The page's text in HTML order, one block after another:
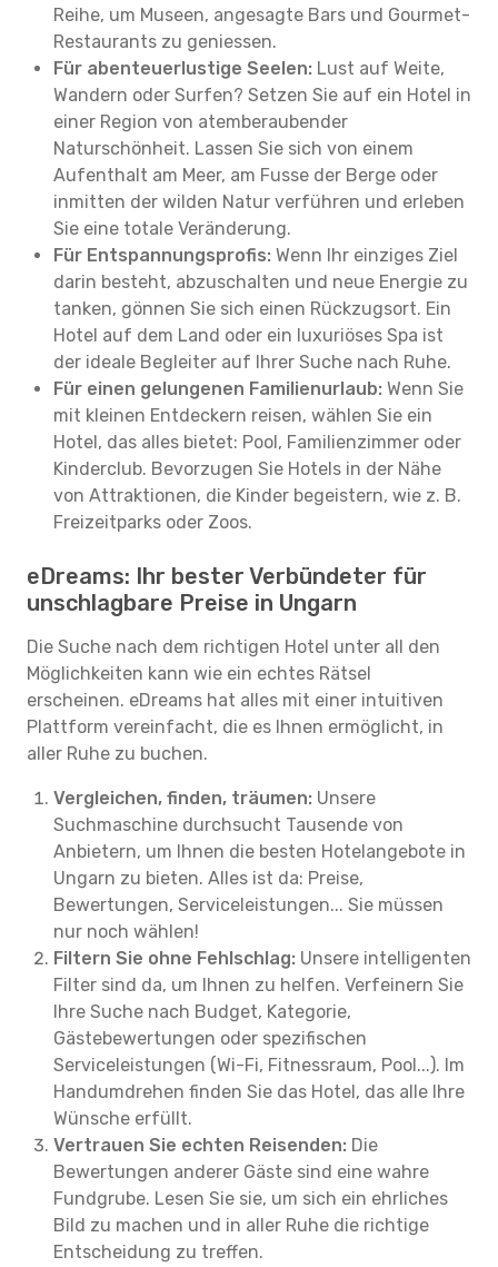
Reihe, um Museen, angesagte Bars und Gourmet-
Restaurants zu geniessen.
Für abenteuerlustige Seelen: Lust auf Weite,
Wandern oder Surfen? Setzen Sie auf ein Hotel in
einer Region von atemberaubender
Naturschönheit. Lassen Sie sich von einem
Aufenthalt am Meer, am Fusse der Berge oder
inmitten der wilden Natur verführen und erleben
Sie eine totale Veränderung.
Für Entspannungsprofis: Wenn Ihr einziges Ziel
darin besteht, abzuschalten und neue Energie zu
tanken, gönnen Sie sich einen Rückzugsort. Ein
Hotel auf dem Land oder ein luxuriöses Spa ist
der ideale Begleiter auf Ihrer Suche nach Ruhe.
Für einen gelungenen Familienurlaub: Wenn Sie
mit kleinen Entdeckern reisen, wählen Sie ein
Hotel, das alles bietet: Pool, Familienzimmer oder
Kinderclub. Bevorzugen Sie Hotels in der Nähe
von Attraktionen, die Kinder begeistern, wie z. B.
Freizeitparks oder Zoos.
eDreams: Ihr bester Verbündeter für
unschlagbare Preise in Ungarn
Die Suche nach dem richtigen Hotel unter all den
Möglichkeiten kann wie ein echtes Rätsel
erscheinen. eDreams hat alles mit einer intuitiven
Plattform vereinfacht, die es Ihnen ermöglicht, in
aller Ruhe zu buchen.
Vergleichen, finden, träumen: Unsere
Suchmaschine durchsucht Tausende von
Anbietern, um Ihnen die besten Hotelangebote in
Ungarn zu bieten. Alles ist da: Preise,
Bewertungen, Serviceleistungen... Sie müssen
nur noch wählen!
Filtern Sie ohne Fehlschlag: Unsere intelligenten
Filter sind da, um Ihnen zu helfen. Verfeinern Sie
Ihre Suche nach Budget, Kategorie,
Gästebewertungen oder spezifischen
Serviceleistungen (Wi-Fi, Fitnessraum, Pool...). Im
Handumdrehen finden Sie das Hotel, das alle Ihre
Wünsche erfüllt.
Vertrauen Sie echten Reisenden: Die
Bewertungen anderer Gäste sind eine wahre
Fundgrube. Lesen Sie sie, um sich ein ehrliches
Bild zu machen und in aller Ruhe die richtige
Entscheidung zu treffen.